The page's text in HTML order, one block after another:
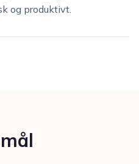
og produktivt.